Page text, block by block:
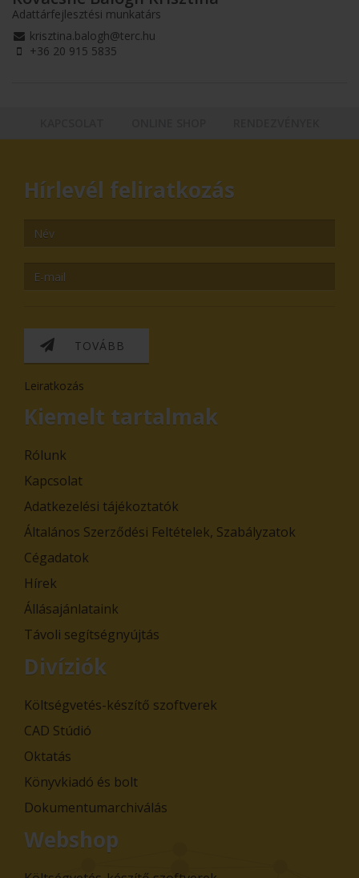
Adattárfejlesztési munkatárs
krisztina.balogh@terc.hu
+36 20 915 5835
Hírlevél feliratkozás
TOVÁBB
Leiratkozás
Kiemelt tartalmak
Rólunk
Kapcsolat
Adatkezelési tájékoztatók
Általános Szerződési Feltételek, Szabályzatok
Cégadatok
Hírek
Állásajánlataink
Távoli segítségnyújtás
Divíziók
Költségvetés-készítő szoftverek
CAD Stúdió
Oktatás
Könyvkiadó és bolt
Dokumentumarchiválás
Webshop